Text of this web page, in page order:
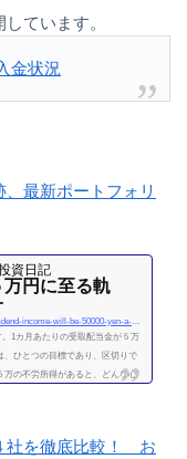
ています。
金状況
最新ポートフォリ
資日記
円に至る軌
https://kouhaitou-ikeyan.com/960-2thinking-that-dividend-income-will-be-50000-yen-a-month
1カ月あたりの受取配当金が５万
、ひとつの目標であり、区切りで
の不労所得があると、どんな心
月額５万...
社を徹底比較！ お